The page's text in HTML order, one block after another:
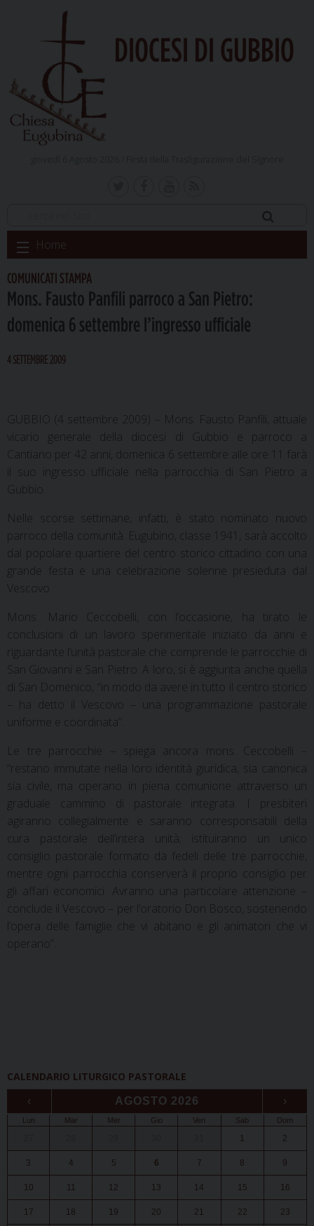
DIOCESI DI GUBBIO
Skip
to
content
Home
COMUNICATI STAMPA
Mons. Fausto Panfili parroco a San Pietro:
domenica 6 settembre l’ingresso ufficiale
4 SETTEMBRE 2009
GUBBIO (4 settembre 2009) – Mons. Fausto Panfili, attuale
vicario generale della diocesi di Gubbio e parroco a
Cantiano per 42 anni, domenica 6 settembre alle ore 11 farà
il suo ingresso ufficiale nella parrocchia di San Pietro a
Gubbio.
Nelle scorse settimane, infatti, è stato nominato nuovo
parroco della comunità. Eugubino, classe 1941, sarà accolto
dal popolare quartiere del centro storico cittadino con una
grande festa e una celebrazione solenne presieduta dal
Vescovo.
Mons. Mario Ceccobelli, con l’occasione, ha tirato le
conclusioni di un lavoro sperimentale iniziato da anni e
riguardante l’unità pastorale che comprende le parrocchie di
San Giovanni e San Pietro. A loro, si è aggiunta anche quella
di San Domenico, “in modo da avere in tutto il centro storico
– ha detto il Vescovo – una programmazione pastorale
uniforme e coordinata”.
Le tre parrocchie – spiega ancora mons. Ceccobelli –
“restano immutate nella loro identità giuridica, sia canonica
sia civile, ma operano in piena comunione attraverso un
graduale cammino di pastorale integrata. I presbiteri
agiranno collegialmente e saranno corresponsabili della
cura pastorale dell’intera unità; istituiranno un unico
consiglio pastorale formato da fedeli delle tre parrocchie,
mentre ogni parrocchia conserverà il proprio consiglio per
gli affari economici. Avranno una particolare attenzione –
conclude il Vescovo – per l’oratorio Don Bosco, sostenendo
l’opera delle famiglie che vi abitano e gli animatori che vi
operano”.
CALENDARIO LITURGICO PASTORALE
‹ AGOSTO 2026 ›
Lun Mar Mer Gio Ven Sab Dom
1 2
3 4 5 6 7 8 9
10 11 12 13 14 15 16
17 18 19 20 21 22 23